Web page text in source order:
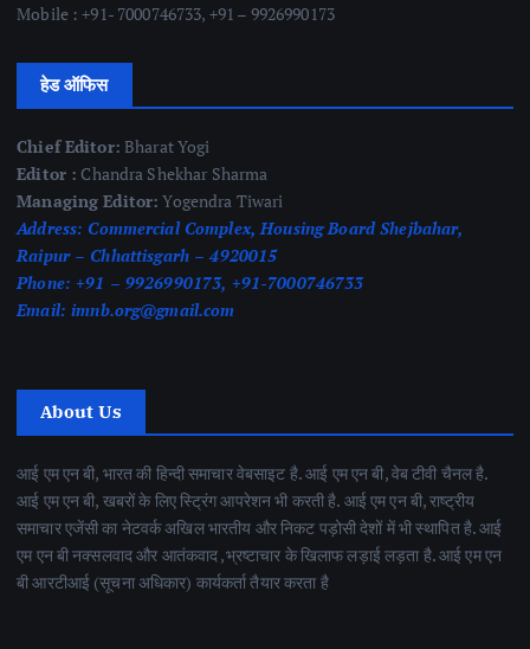
Mobile : +91- 7000746733, +91 – 9926990173
हेड ऑफिस
Chief Editor: Bharat Yogi
Editor : Chandra Shekhar Sharma
Managing Editor: Yogendra Tiwari
Address: Commercial Complex, Housing Board Shejbahar,
Raipur – Chhattisgarh – 4920015
Phone: +91 – 9926990173, +91-7000746733
Email: imnb.org@gmail.com
About Us
आई एम एन बी, भारत की हिन्दी समाचार वेबसाइट है. आई एम एन बी, वेब टीवी चैनल है.
आई एम एन बी, खबरों के लिए स्ट्रिंग आपरेशन भी करती है. आई एम एन बी, राष्ट्रीय
समाचार एजेंसी का नेटवर्क अखिल भारतीय और निकट पड़ोसी देशों में भी स्थापित है. आई
एम एन बी नक्सलवाद और आतंकवाद ,भ्रष्टाचार के खिलाफ लड़ाई लड़ता है. आई एम एन
बी आरटीआई (सूचना अधिकार) कार्यकर्ता तैयार करता है